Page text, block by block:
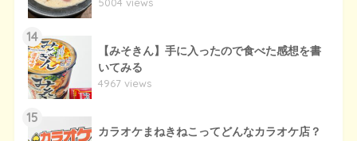
14
【みそきん】手に入ったので食べた感想を書
いてみる
4967 views
15
カラオケまねきねこってどんなカラオケ店？